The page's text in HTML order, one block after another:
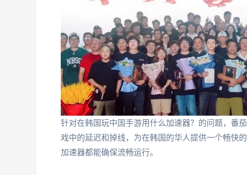
针对在韩国玩中国手游用什么加速器？的问题，番
戏中的延迟和掉线，为在韩国的华人提供一个畅快
加速器都能确保流畅运行。